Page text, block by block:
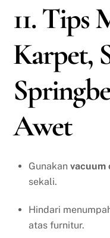
11. Tips
Karpet,
Awet
Gunakan vacuum
sekali.
Hindari
atas furnitur.